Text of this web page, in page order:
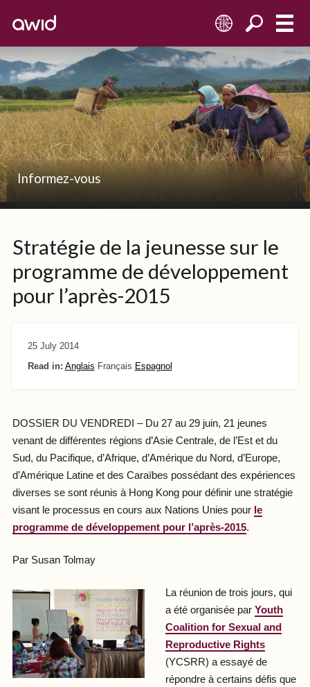
FR
Informez-vous
Stratégie de la jeunesse sur le
programme de développement
pour l’après-2015
25 July 2014
Read in: Anglais Français Espagnol
DOSSIER DU VENDREDI – Du 27 au 29 juin, 21 jeunes
venant de différentes régions d’Asie Centrale, de l’Est et du
Sud, du Pacifique, d’Afrique, d’Amérique du Nord, d’Europe,
d’Amérique Latine et des Caraïbes possédant des expériences
diverses se sont réunis à Hong Kong pour définir une stratégie
visant le processus en cours aux Nations Unies pour le
programme de développement pour l’après-2015.
Par Susan Tolmay
La réunion de trois jours, qui
a été organisée par Youth
Coalition for Sexual and
Reproductive Rights
(YCSRR) a essayé de
répondre à certains défis que